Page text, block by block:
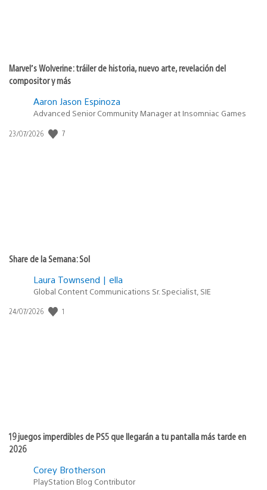
Marvel’s Wolverine: tráiler de historia, nuevo arte, revelación del
compositor y más
Aaron Jason Espinoza
Advanced Senior Community Manager at Insomniac Games
Fecha
23/07/2026 7
Share de la Semana: Sol
Laura Townsend | ella
Global Content Communications Sr. Specialist, SIE
Fecha
24/07/2026 1
19 juegos imperdibles de PS5 que llegarán a tu pantalla más tarde en
2026
Corey Brotherson
PlayStation Blog Contributor